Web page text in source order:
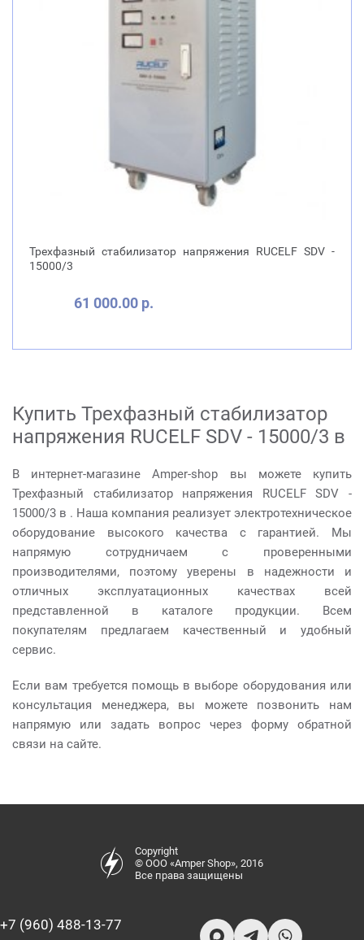
Трехфазный стабилизатор напряжения RUCELF SDV -
15000/3
61 000.00 р.
Купить Трехфазный стабилизатор
напряжения RUCELF SDV - 15000/3 в
В интернет-магазине Amper-shop вы можете купить
Трехфазный стабилизатор напряжения RUCELF SDV -
15000/3 в . Наша компания реализует электротехническое
оборудование высокого качества с гарантией. Мы
напрямую сотрудничаем с проверенными
производителями, поэтому уверены в надежности и
отличных эксплуатационных качествах всей
представленной в каталоге продукции. Всем
покупателям предлагаем качественный и удобный
сервис.
Если вам требуется помощь в выборе оборудования или
консультация менеджера, вы можете позвонить нам
напрямую или задать вопрос через форму обратной
связи на сайте.
Copyright
© ООО «Amper Shop», 2016
Все права защищены
+7 (960) 488-13-77